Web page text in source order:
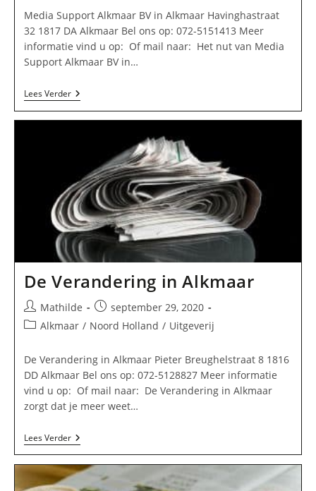
Media Support Alkmaar BV in Alkmaar Havinghastraat
32 1817 DA Alkmaar Bel ons op: 072-5151413 Meer
informatie vind u op: Of mail naar: Het nut van Media
Support Alkmaar BV in…
Lees VerderMedia
Support
De Verandering in Alkmaar
Bericht
auteur:
Mathilde
Bericht
gepubliceerd
september 29, 2020
Berichtcategorie:
Alkmaar / Noord Holland / Uitgeverij
De Verandering in Alkmaar Pieter Breughelstraat 8 1816
DD Alkmaar Bel ons op: 072-5128827 Meer informatie
vind u op: Of mail naar: De Verandering in Alkmaar
zorgt dat je meer weet…
Lees VerderDe
Verandering
Alkmaar